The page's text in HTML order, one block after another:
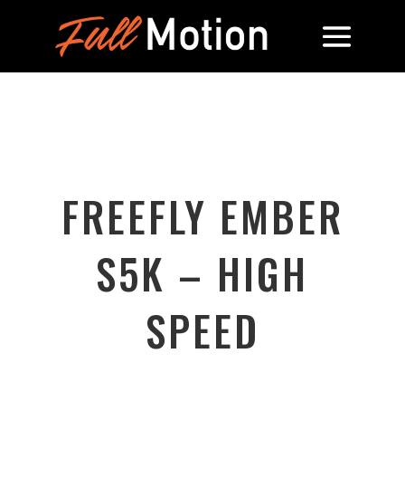
FREEFLY EMBER
S5K – HIGH
SPEED